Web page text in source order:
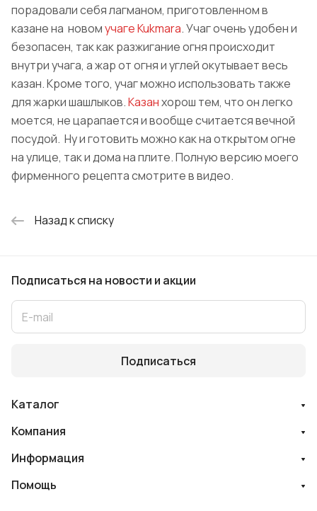
порадовали себя лагманом, приготовленном в
казане на новомучаге Kukmara. Учаг очень удобен и
безопасен, так как разжигание огня происходит
внутри учага, а жар от огня и углей окутывает весь
казан. Кроме того, учаг можно использовать также
для жарки шашлыков.Казанхорош тем, что он легко
моется, не царапается и вообще считается вечной
посудой. Ну и готовить можно как на открытом огне
на улице, так и дома на плите. Полную версию моего
фирменного рецепта смотрите в видео.
Назад к списку
Подписаться на новости и акции
Подписаться
Каталог
Компания
Информация
Помощь